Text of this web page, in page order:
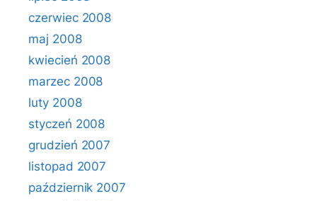
czerwiec 2008
maj 2008
kwiecień 2008
marzec 2008
luty 2008
styczeń 2008
grudzień 2007
listopad 2007
październik 2007